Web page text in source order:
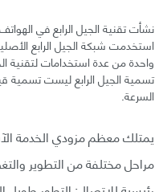
واحدة من عدة استخدامات لتقنية
تسمية الجيل الرابع ليست تسمية
السرعة.
يمتلك معظم مزودي الخدمة
مراحل مختلفة من التطوير